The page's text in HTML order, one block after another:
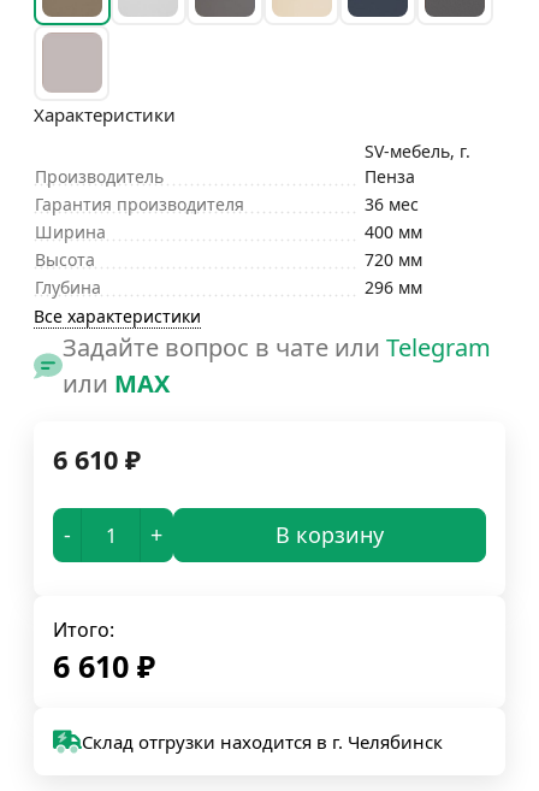
Характеристики
Производитель
SV-мебель, г.
Пенза
Гарантия производителя
36 мес
Ширина
400 мм
Высота
720 мм
Глубина
296 мм
Все характеристики
Задайте вопрос в чате или Telegram
или MAX
6 610 ₽
- + В корзину
Итого:
6 610 ₽
Склад отгрузки находится в г. Челябинск